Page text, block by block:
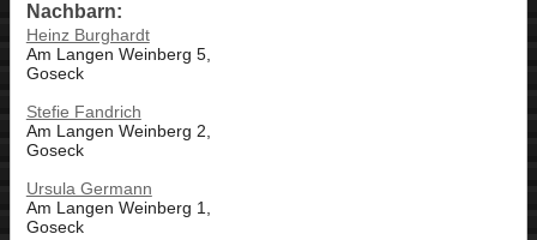
Nachbarn:
Heinz Burghardt
Am Langen Weinberg 5,
Goseck
Stefie Fandrich
Am Langen Weinberg 2,
Goseck
Ursula Germann
Am Langen Weinberg 1,
Goseck